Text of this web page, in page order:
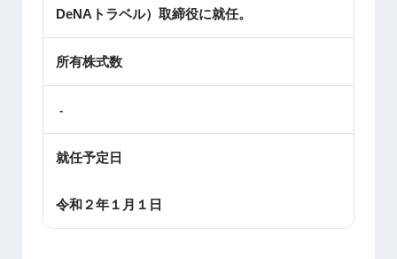
DeNAトラベル）取締役に就任。
所有株式数
-
就任予定日
令和２年１月１日